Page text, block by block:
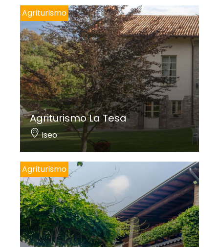
Agriturismo
Agriturismo La Tesa
Iseo
Agriturismo